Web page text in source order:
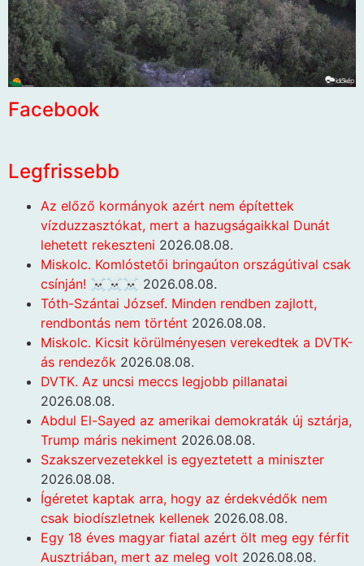
Facebook
Legfrissebb
Az előző kormányok azért nem építettek
vízduzzasztókat, mert a hazugságaikkal Dunát
lehetett rekeszteni 2026.08.08.
Miskolc. Komlóstetői bringaúton országútival csak
csínján! ☠️☠️☠️ 2026.08.08.
Tóth-Szántai József. Minden rendben zajlott,
rendbontás nem történt 2026.08.08.
Miskolc. Kicsit körülményesen verekedtek a DVTK-
ás rendezők 2026.08.08.
DVTK. Az uncsi meccs legjobb pillanatai
2026.08.08.
Abdul El-Sayed az amerikai demokraták új sztárja,
Trump máris nekiment 2026.08.08.
Szakszervezetekkel is egyeztetett a miniszter
2026.08.08.
Ígéretet kaptak arra, hogy az érdekvédők nem
csak biodíszletnek kellenek 2026.08.08.
Egy 18 éves magyar fiatal azért ölt meg egy férfit
Ausztriában, mert az meleg volt 2026.08.08.